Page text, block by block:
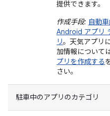
提供できます。
作成手段: 自動
Android アプリ
リ。天気アプリ
加情報については
プリを作成する
さい。
駐車中のアプリのカテゴリ